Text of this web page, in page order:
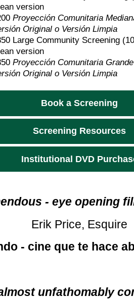
version
Proyección Comunitaria
Original o Versión Limpia
Large Community Screening
version
Proyección Comunitaria Grande
Original o Versión Limpia
Book a Screening
Screening Resources
Institutional DVD
- eye opening
Erik Price, Esquire
- cine que te hace
unfathomably